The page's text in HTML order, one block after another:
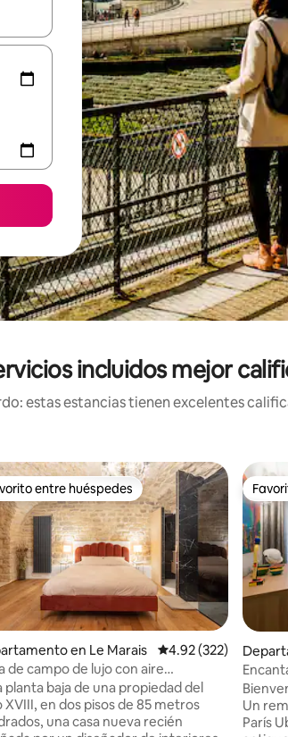
navegar usando las teclas de las flechas
incluidos mejor
estas estancias tienen excelentes
5.0 de 5; 35 evaluaciones
entre huéspedes
entre huéspedes
en Le Marais Calificación
4.92 (322)
de campo de lujo con aire
en el corazón de Marais
planta baja de una propiedad del
XVIII, en dos pisos de 85 metros
una casa nueva recién
Un
París Ubicado en uno de los pasajes más